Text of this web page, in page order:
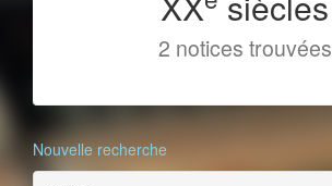
2 notices trouvées
Nouvelle recherche